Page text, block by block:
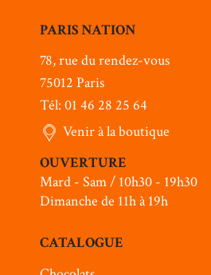
PARIS NATION
78, rue du rendez-vous
75012 Paris
Tél: 01 46 28 25 64
Venir à la boutique
OUVERTURE
Mard - Sam / 10h30 - 19h30
Dimanche de 11h à 19h
CATALOGUE